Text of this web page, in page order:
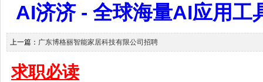
AI济济 - 全球海量AI应用
上一篇： 广东博格丽智能家居科技有限公司招聘
求职必读